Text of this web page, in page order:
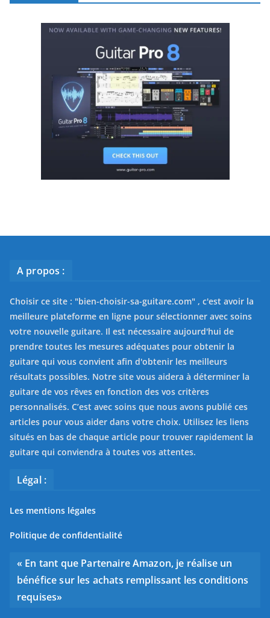
A propos :
Choisir ce site : "bien-choisir-sa-guitare.com" , c'est avoir la
meilleure plateforme en ligne pour sélectionner avec soins
votre nouvelle guitare. Il est nécessaire aujourd'hui de
prendre toutes les mesures adéquates pour obtenir la
guitare qui vous convient afin d'obtenir les meilleurs
résultats possibles. Notre site vous aidera à déterminer la
guitare de vos rêves en fonction des vos critères
personnalisés. C’est avec soins que nous avons publié ces
articles pour vous aider dans votre choix. Utilisez les liens
situés en bas de chaque article pour trouver rapidement la
guitare qui conviendra à toutes vos attentes.
Légal :
Les mentions légales
Politique de confidentialité
« En tant que Partenaire Amazon, je réalise un
bénéfice sur les achats remplissant les conditions
requises»